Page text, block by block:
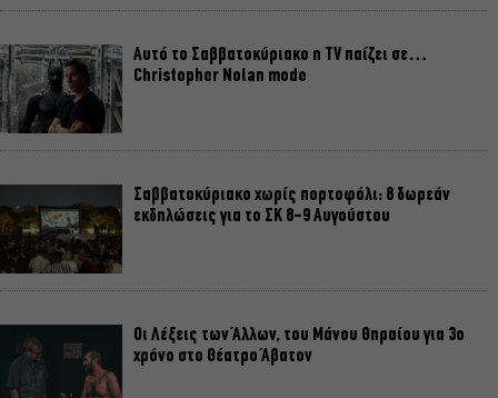
Αυτό το Σαββατοκύριακο η TV παίζει σε…
Christopher Nolan mode
Σαββατοκύριακο χωρίς πορτοφόλι: 8 δωρεάν
εκδηλώσεις για το ΣΚ 8-9 Αυγούστου
Οι Λέξεις των Άλλων, του Μάνου Θηραίου για 3ο
χρόνο στο Θέατρο Άβατον